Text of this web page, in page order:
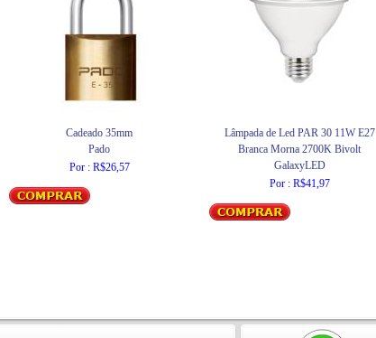
Cadeado 35mm
Pado
Por : R$26,57
Lâmpada de Led PAR 30 11W E27
Branca Morna 2700K Bivolt
GalaxyLED
Por : R$41,97